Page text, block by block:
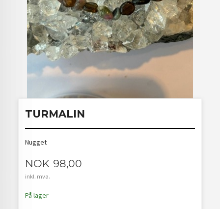
TURMALIN
Nugget
Pris
NOK 98,00
inkl. mva.
På lager